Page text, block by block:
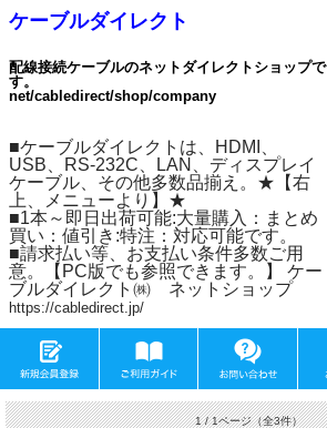
ケーブルダイレクト
配線接続ケーブルのネットダイレクトショップで
す。
net/cabledirect/shop/company
■ケーブルダイレクトは、HDMI、
USB、RS-232C、LAN、ディスプレイ
ケーブル、その他多数品揃え。★【右
上、メニューより】★
■1本～即日出荷可能:大量購入：まとめ
買い：値引き:特注：対応可能です。
■請求払い等、お支払い条件多数ご用
意。【PC版でも参照できます。】 ケー
ブルダイレクト㈱ ネットショップ
https://cabledirect.jp/
1 / 1ページ（全3件）